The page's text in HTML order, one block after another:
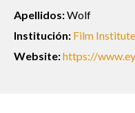
Apellidos:Wolf
Institución: Film
Website:https://